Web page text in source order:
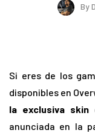
By
Si eres de los
disponibles en
la exclusiva skin
anunciada en la